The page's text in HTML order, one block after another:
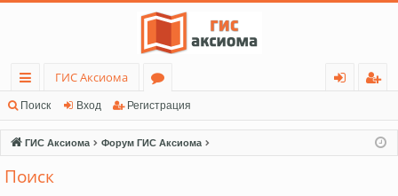
с
ы
лк
и
ГИС Аксиома
о
ру
м
д
ис
тр
Поиск Вход Регистрация
ГИС Аксиома Форум ГИС Аксиома
Поиск